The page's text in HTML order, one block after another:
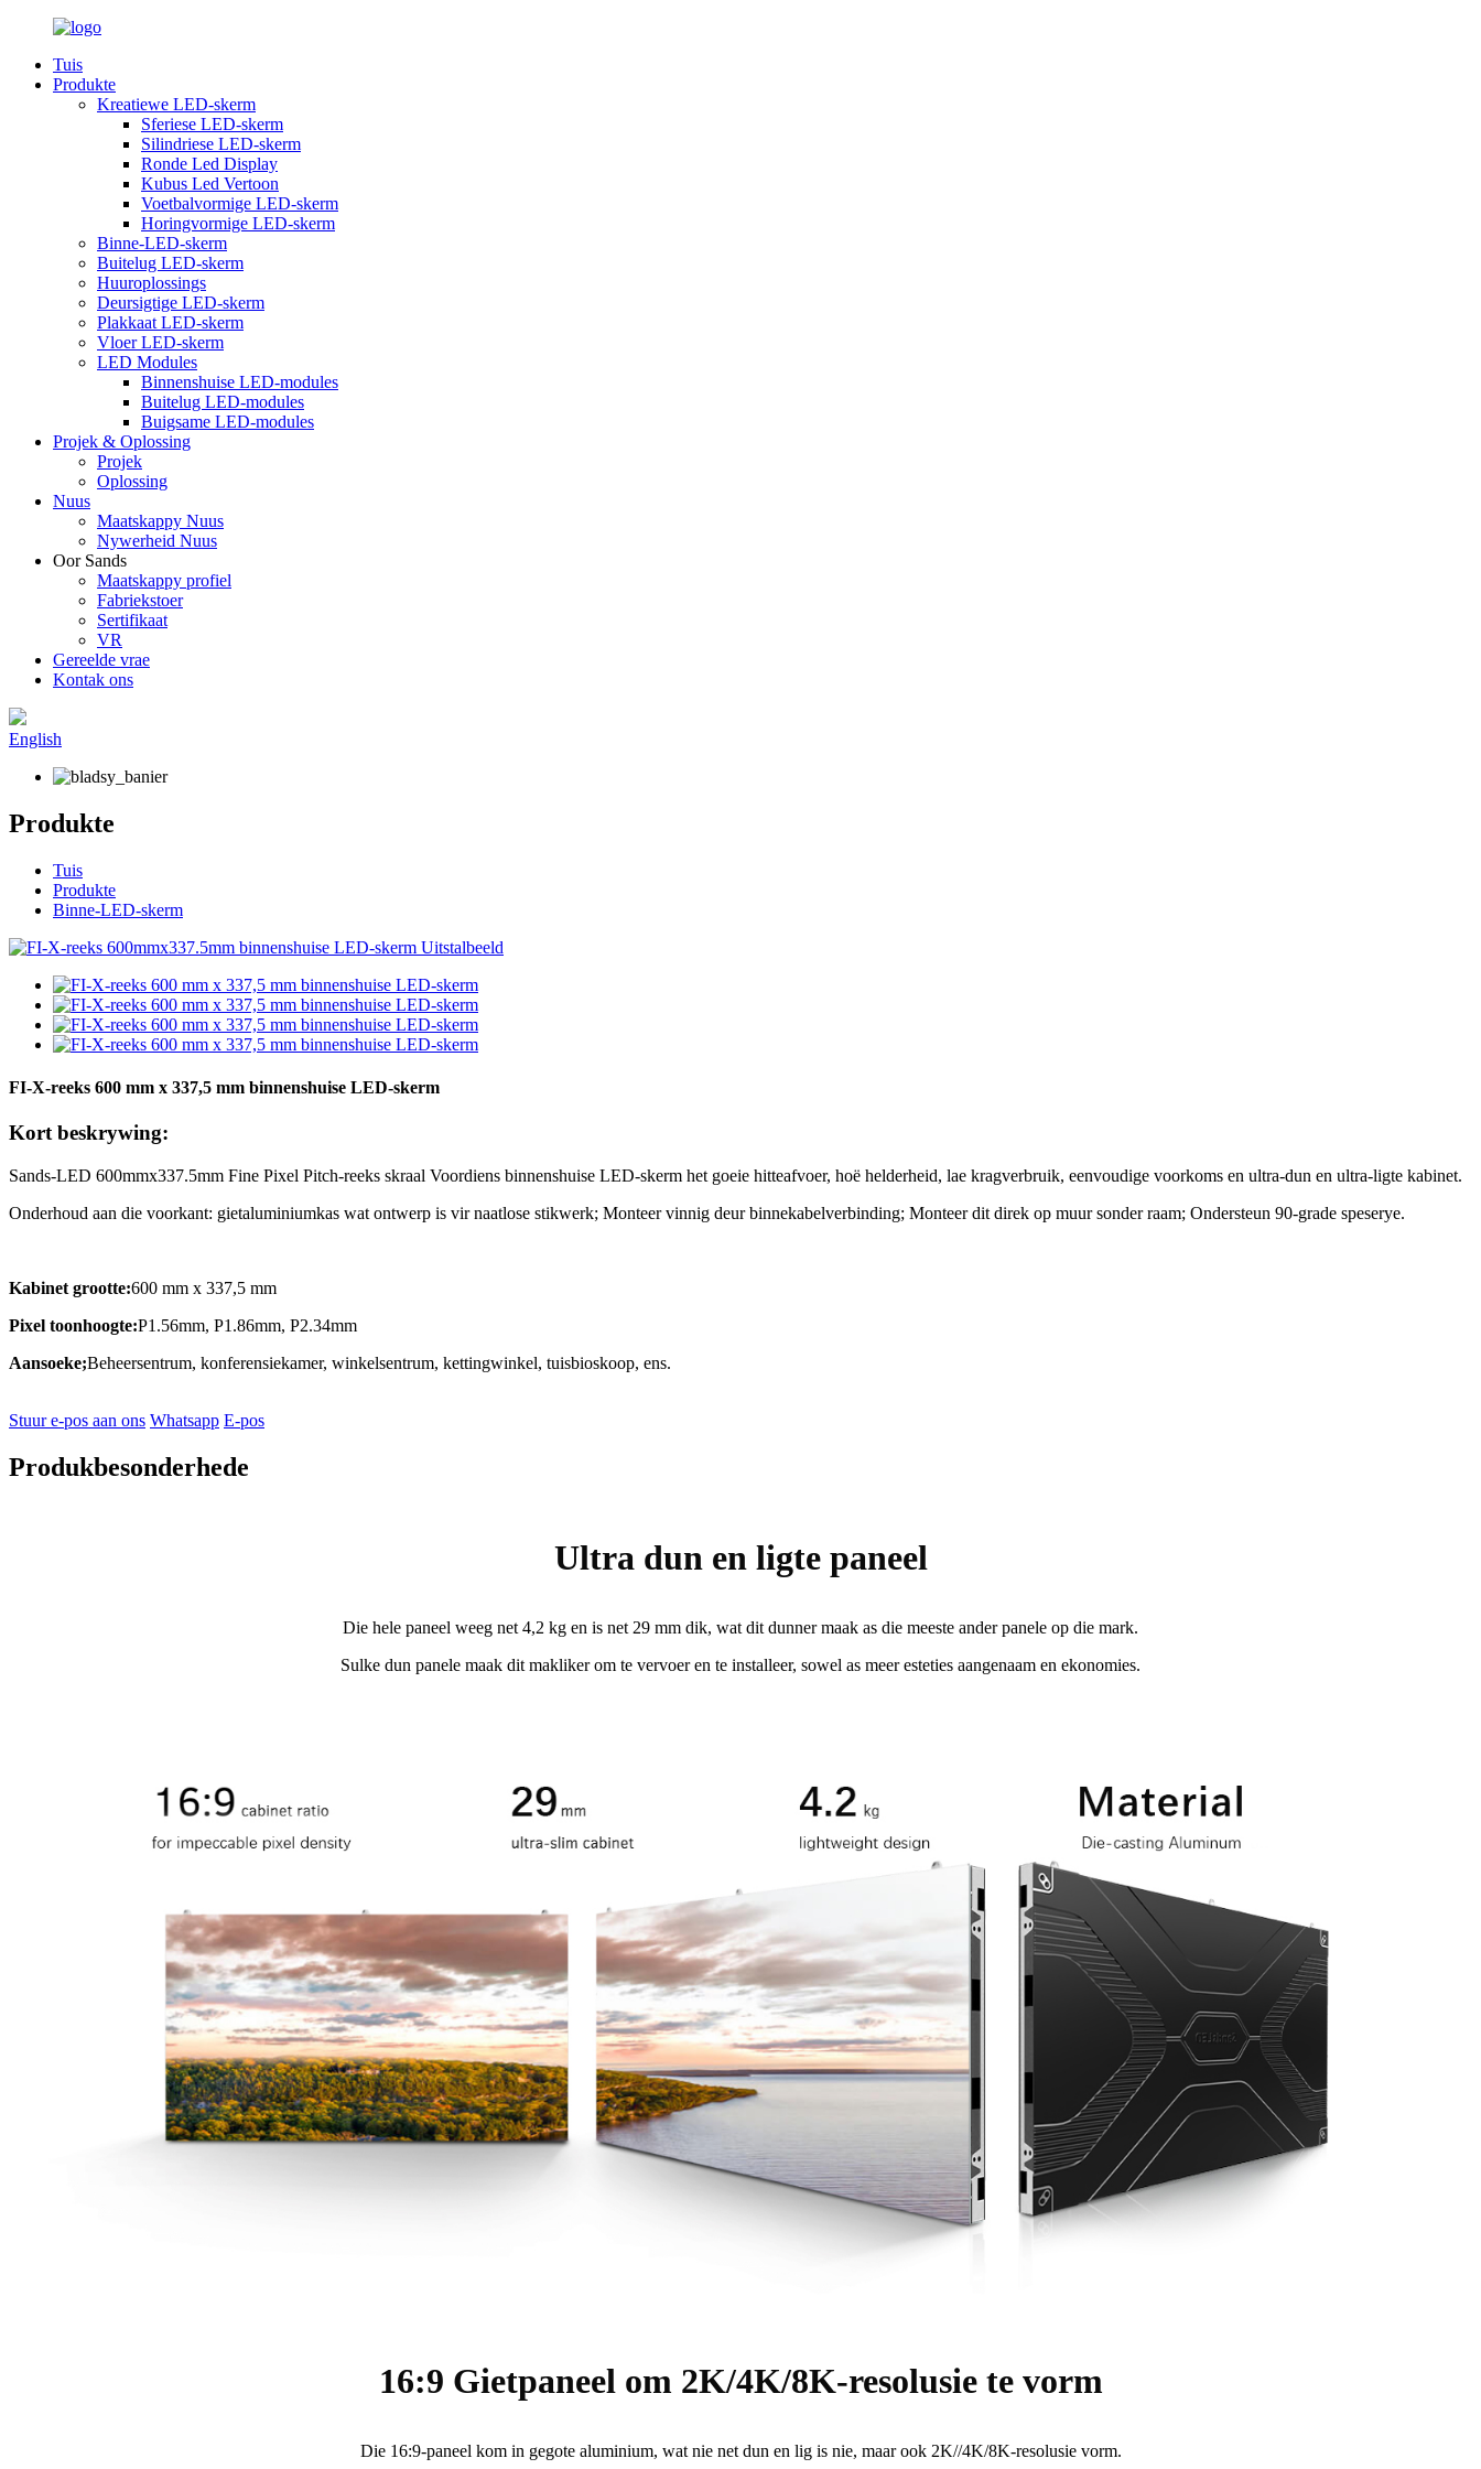
Tuis
Produkte
Kreatiewe LED-skerm
Sferiese LED-skerm
Silindriese LED-skerm
Ronde Led Display
Kubus Led Vertoon
Voetbalvormige LED-skerm
Horingvormige LED-skerm
Binne-LED-skerm
Buitelug LED-skerm
Huuroplossings
Deursigtige LED-skerm
Plakkaat LED-skerm
Vloer LED-skerm
LED Modules
Binnenshuise LED-modules
Buitelug LED-modules
Buigsame LED-modules
Projek & Oplossing
Projek
Oplossing
Nuus
Maatskappy Nuus
Nywerheid Nuus
Oor Sands
Maatskappy profiel
Fabriekstoer
Sertifikaat
VR
Gereelde vrae
Kontak ons
English
Produkte
Tuis
Produkte
Binne-LED-skerm
FI-X-reeks 600 mm x 337,5 mm binnenshuise LED-skerm
Kort beskrywing:
Sands-LED 600mmx337.5mm Fine Pixel Pitch-reeks skraal Voordiens binnenshuise LED-skerm het goeie hitteafvoer, hoë helderheid, lae kragverbruik, eenvoudige voorkoms en ultra-dun en ultra-ligte kabinet.
Onderhoud aan die voorkant: gietaluminiumkas wat ontwerp is vir naatlose stikwerk; Monteer vinnig deur binnekabelverbinding; Monteer dit direk op muur sonder raam; Ondersteun 90-grade speserye.
Kabinet grootte:600 mm x 337,5 mm
Pixel toonhoogte:P1.56mm, P1.86mm, P2.34mm
Aansoeke;Beheersentrum, konferensiekamer, winkelsentrum, kettingwinkel, tuisbioskoop, ens.
Stuur e-pos aan ons Whatsapp E-pos
Produkbesonderhede
Ultra dun en ligte paneel
Die hele paneel weeg net 4,2 kg en is net 29 mm dik, wat dit dunner maak as die meeste ander panele op die mark.
Sulke dun panele maak dit makliker om te vervoer en te installeer, sowel as meer esteties aangenaam en ekonomies.
16:9 Gietpaneel om 2K/4K/8K-resolusie te vorm
Die 16:9-paneel kom in gegote aluminium, wat nie net dun en lig is nie, maar ook 2K//4K/8K-resolusie vorm.